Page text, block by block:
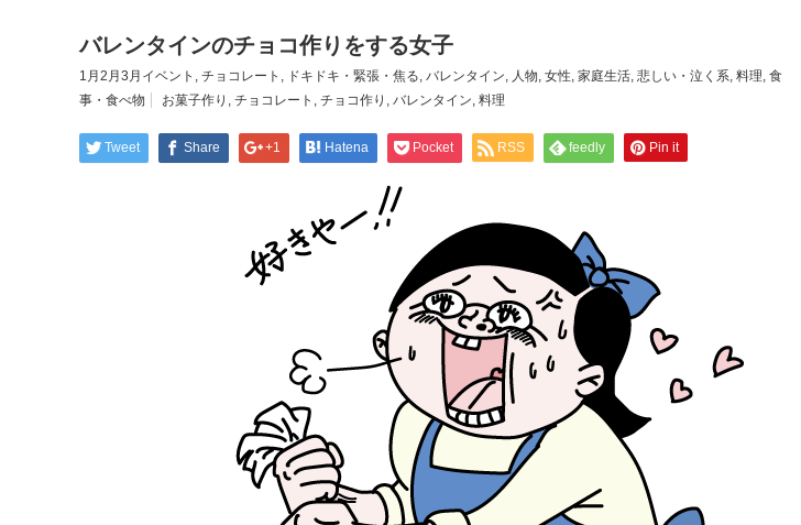
バレンタインのチョコ作りをする女子
1月2月3月イベント , チョコレート , ドキドキ・緊張・焦る, バレンタイン, 人物, 女性, 家庭生活, 悲しい・泣く系, 料理, 食
事・食べ物
お菓子作り , チョコレート , チョコ作り , バレンタイン, 料理
Tweet Share +1 Hatena Pocket RSS feedly Pin it